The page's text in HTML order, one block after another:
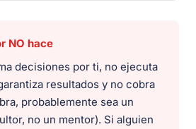
NO hace
decisiones por ti, no ejecuta
resultados y no cobra
probablemente sea un
no un mentor). Si alguien